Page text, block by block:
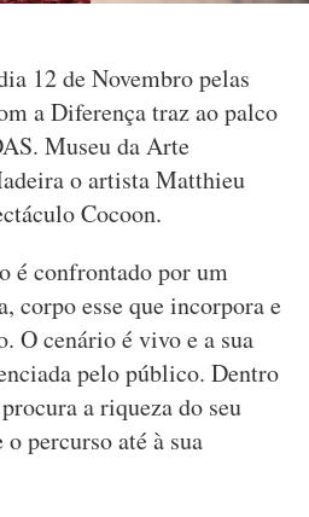
12 de Novembro pelas
a Diferença traz ao palco
Museu da Arte
o artista Matthieu
Cocoon.
é confrontado por um
corpo esse que incorpora e
O cenário é vivo e a sua
pelo público. Dentro
a riqueza do seu
percurso até à sua